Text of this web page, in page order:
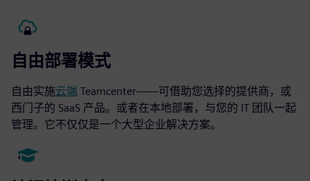
自由部署模式
自由实施云端 Teamcenter——可借助您选择的提供商，或
西门子的 SaaS 产品。或者在本地部署，与您的 IT 团队一起
管理。它不仅仅是一个大型企业解决方案。